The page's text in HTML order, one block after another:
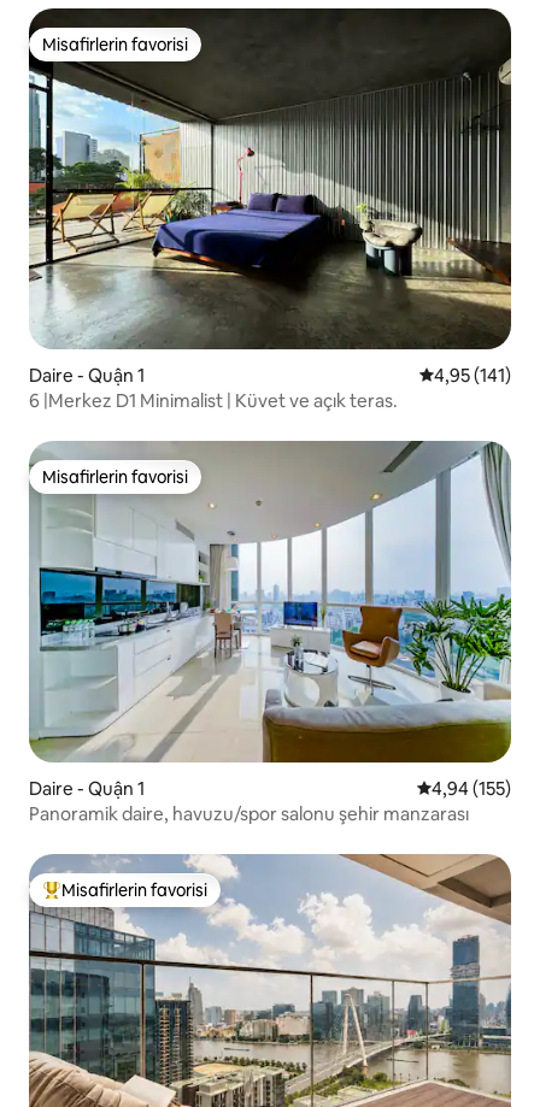
Misafirlerin favorisi
Misafirlerin favorisi
Daire - Quận 1 5 üzerinden
4,95 (141)
6 |Merkez D1 Minimalist | Küvet ve açık teras.
Misafirlerin favorisi
Misafirlerin favorisi
Daire - Quận 1 5 üzerinden
4,94 (155)
Panoramik daire, havuzu/spor salonu şehir manzarası
Misafirlerin favorilerinden en beğenilenler arasında
Misafirlerin favorisi